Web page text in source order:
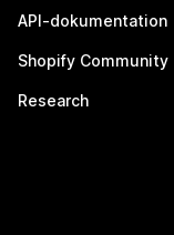
API-dokumentation
Shopify Community
Research